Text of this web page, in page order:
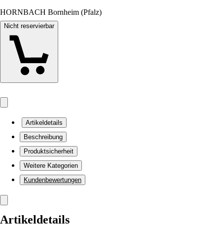
HORNBACH Bornheim (Pfalz)
Nicht reservierbar
Artikeldetails
Beschreibung
Produktsicherheit
Weitere Kategorien
Kundenbewertungen
Artikeldetails